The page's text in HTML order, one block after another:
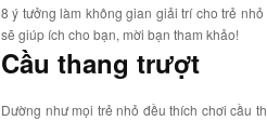
8 ý tưởng làm không gian giải trí cho trẻ
sẽ giúp ích cho bạn, mời bạn tham khảo!
Cầu thang trượt
Dường như mọi trẻ nhỏ đều thích chơi cầu